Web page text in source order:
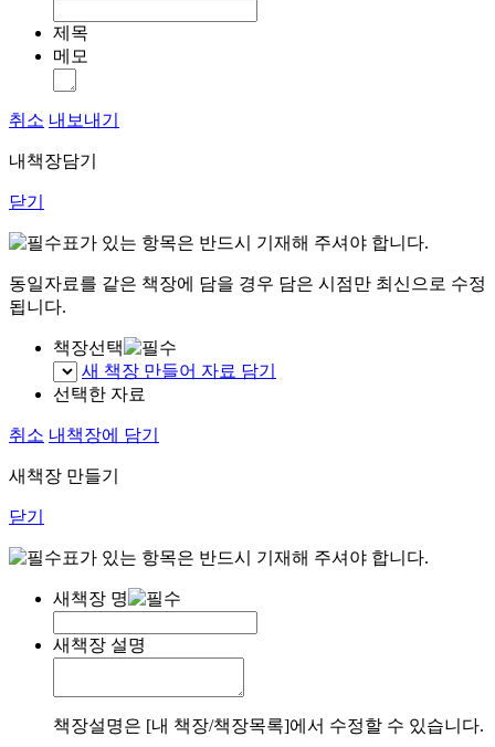
제목
메모
취소 내보내기
내책장담기
닫기
표가 있는 항목은 반드시 기재해 주셔야 합니다.
동일자료를 같은 책장에 담을 경우 담은 시점만 최신으로 수정
됩니다.
책장선택
새 책장 만들어 자료 담기
선택한 자료
취소 내책장에 담기
새책장 만들기
닫기
표가 있는 항목은 반드시 기재해 주셔야 합니다.
새책장 명
새책장 설명
책장설명은 [내 책장/책장목록]에서 수정할 수 있습니다.